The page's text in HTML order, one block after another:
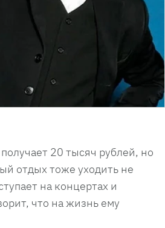
20 тысяч рублей, но
отдых тоже уходить не
на концертах и
что на жизнь ему